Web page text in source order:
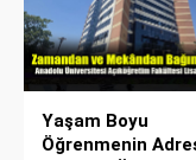
Yaşam Boyu
Öğrenmenin